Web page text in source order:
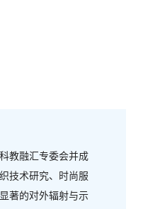
教融汇专委会并成
技术研究、时尚服
著的对外辐射与示